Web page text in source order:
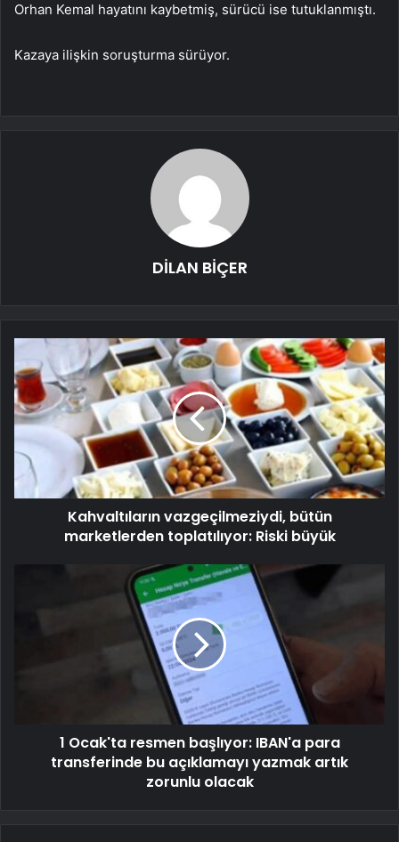
Orhan Kemal hayatını kaybetmiş, sürücü ise tutuklanmıştı.
Kazaya ilişkin soruşturma sürüyor.
DİLAN BİÇER
Kahvaltıların vazgeçilmeziydi, bütün
marketlerden toplatılıyor: Riski büyük
1 Ocak'ta resmen başlıyor: IBAN'a para
transferinde bu açıklamayı yazmak artık
zorunlu olacak